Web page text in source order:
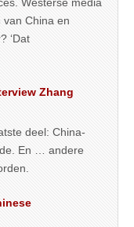
China en
‘Dat
Zhang
deel: China-
En … andere